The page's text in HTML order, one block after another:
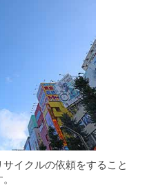
イクルの依頼をすること